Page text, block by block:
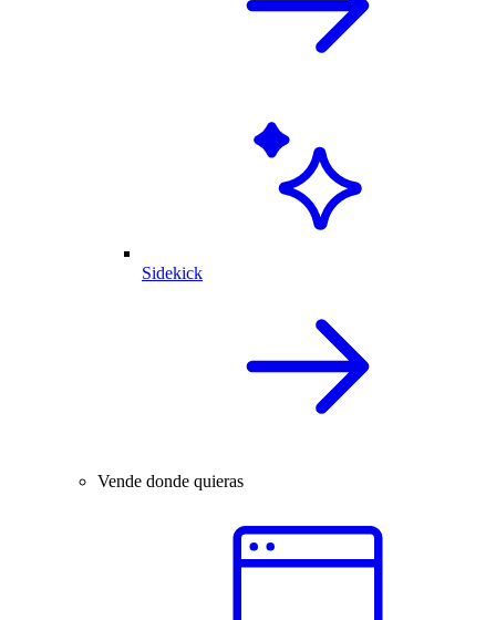
Sidekick
Vende donde quieras